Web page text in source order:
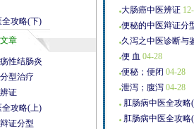
全攻略(下)
章
性结肠炎
型治疗
证
全攻略(上)
证分型
大肠癌中医辨证
便秘的中医辩证分
久泻之中医诊断与
便 血 04-28
便秘；便闭 04-28
泄泻；腹泻 04-28
肛肠病中医全攻略
肛肠病中医全攻略